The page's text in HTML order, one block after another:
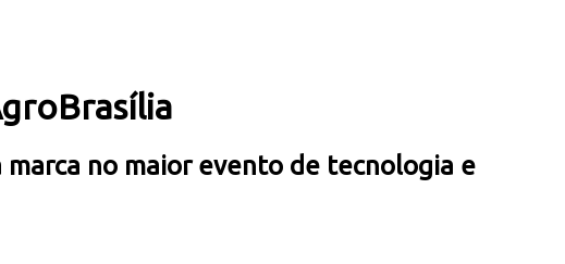
marca no maior evento de tecnologia e